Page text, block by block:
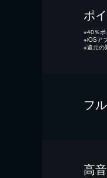
ポ
※40％ポ
※iOSア
※還元の
フ
⾼